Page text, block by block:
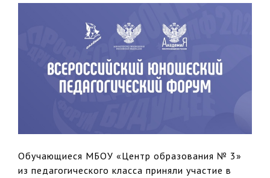
Обучающиеся МБОУ «Центр образования № 3»
из педагогического класса приняли участие в